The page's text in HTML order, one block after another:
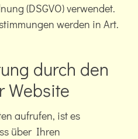
(DSGVO) verwendet.
werden in Art.
durch den
Website
aufrufen, ist es
über Ihren